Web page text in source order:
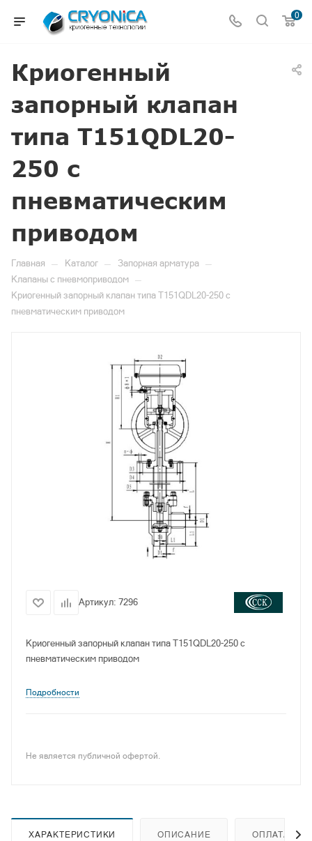
0
Криогенный
запорный клапан
типа T151QDL20-
250 с
пневматическим
приводом
Главная — Каталог — Запорная арматура —
Клапаны с пневмоприводом —
Криогенный запорный клапан типа T151QDL20-250 с
пневматическим приводом
Артикул: 7296
Криогенный запорный клапан типа T151QDL20-250 с
пневматическим приводом
Подробности
Не является публичной офертой.
ХАРАКТЕРИСТИКИ ОПИСАНИЕ ОПЛАТА